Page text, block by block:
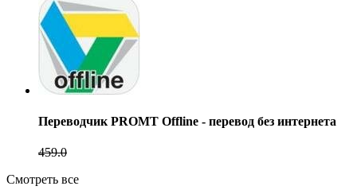
Переводчик PROMT Offline - перевод без интернета
459.0
Смотреть все